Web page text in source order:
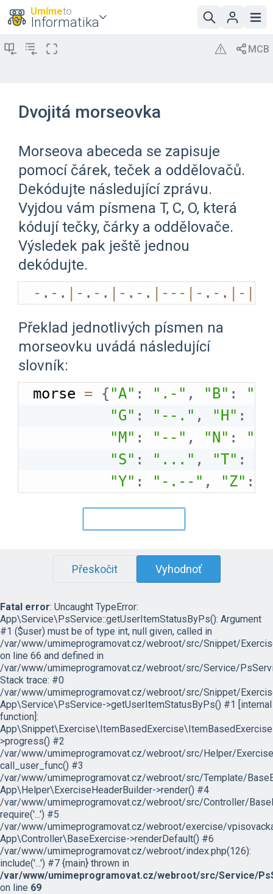
Umímeto
Informatika
Dvojitá morseovka
Morseova abeceda se zapisuje
pomocí čárek, teček a oddělovačů.
Dekódujte následující zprávu.
Vyjdou vám písmena T, C, O, která
kódují tečky, čárky a oddělovače.
Výsledek pak ještě jednou
dekódujte.
- . - . - . - . - . - . - - - - . - . -
Překlad jednotlivých písmen na
morseovku uvádá následující
slovník:
morse = { "A" : ".-" , "B" :
"-
"G" : "--." , "H" :
"M" : "--" , "N" :
"-
"S" : "..." , "T" :
"Y" : "-.--" , "Z" :
Přeskočit Vyhodnoť
Fatal error: Uncaught TypeError:
App\Service\PsService::getUserItemStatusByPs(): Argument
#1 ($user) must be of type int, null given, called in
/var/www/umimeprogramovat.cz/webroot/src/Snippet/
on line 66 and defined in
/var/www/umimeprogramovat.cz/webroot/src/Service/
Stack trace: #0
/var/www/umimeprogramovat.cz/webroot/src/Snippet/
App\Service\PsService->getUserItemStatusByPs() #1 [internal
function]:
>progress() #2
/var/www/umimeprogramovat.cz/webroot/src/Helper/
call_user_func() #3
/var/www/umimeprogramovat.cz/webroot/src/Template/
App\Helper\ExerciseHeaderBuilder->render() #4
/var/www/umimeprogramovat.cz/webroot/src/Controller/
require('...') #5
/var/www/umimeprogramovat.cz/webroot/exercise/
App\Controller\BaseExercise->renderDefault() #6
/var/www/umimeprogramovat.cz/webroot/index.php(126):
include('...') #7 {main} thrown in
/var/www/umimeprogramovat.cz/webroot/src/Service/
on line 69